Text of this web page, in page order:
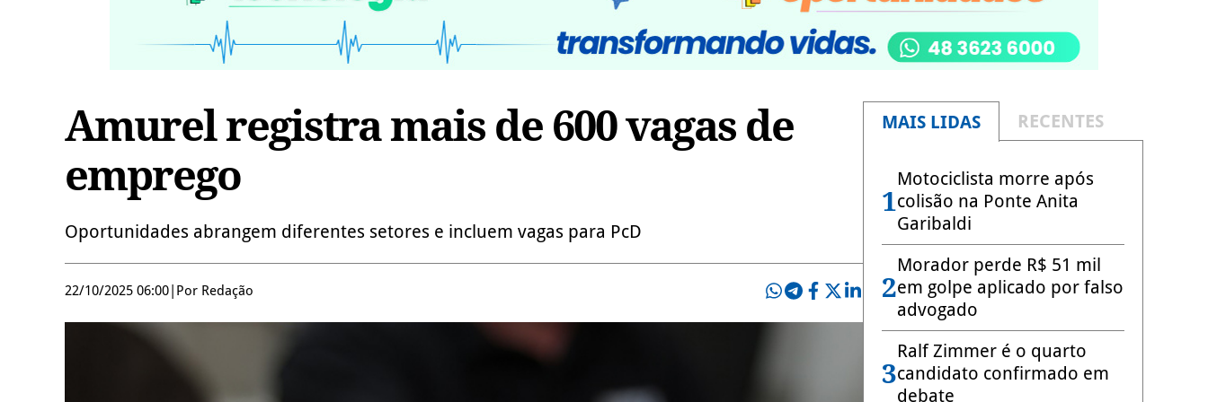
Amurel registra mais de 600 vagas de
emprego
Oportunidades abrangem diferentes setores e incluem vagas para PcD
22/10/2025 06:00 Por Redação
MAIS LIDAS RECENTES
1
Motociclista morre após
colisão na Ponte Anita
Garibaldi
2
Morador perde R$ 51 mil
em golpe aplicado por falso
advogado
3
Ralf Zimmer é o quarto
candidato confirmado em
debate